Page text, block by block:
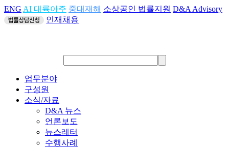
ENG AI 대륙아주 중대재해 소상공인 법률지원 D&A Advisory
인재채용
업무분야
구성원
소식/자료
D&A 뉴스
언론보도
뉴스레터
수행사례